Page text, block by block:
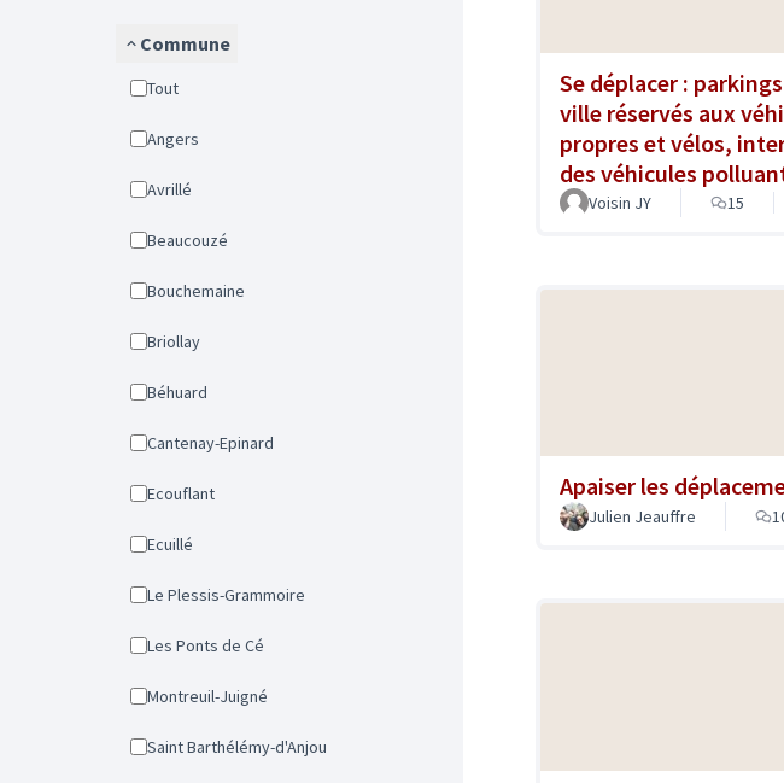
Commune
Tout
Angers
Avrillé
Beaucouzé
Bouchemaine
Briollay
Béhuard
Cantenay-Epinard
Ecouflant
Ecuillé
Le Plessis-Grammoire
Les Ponts de Cé
Montreuil-Juigné
Saint Barthélémy-d'Anjou
Se déplacer :
ville réservés aux
propres et vélos,
des véhicules
Voisin JY 15
Apaiser les
Julien Jeauffre